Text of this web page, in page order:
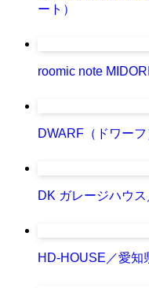
ート）
roomic note
DWARF（ドワーフ
DK ガレージハウ
HD-HOUSE／愛知